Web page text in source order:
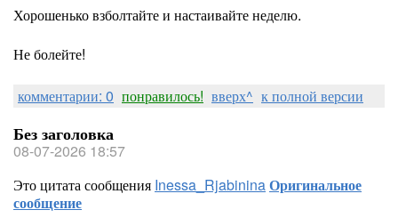
Хорошенько взболтайте и настаивайте неделю.
Не болейте!
комментарии: 0 понравилось! вверх^ к полной версии
Без заголовка
08-07-2026 18:57
Это цитата сообщения Inessa_RjabininaОригинальное
сообщение